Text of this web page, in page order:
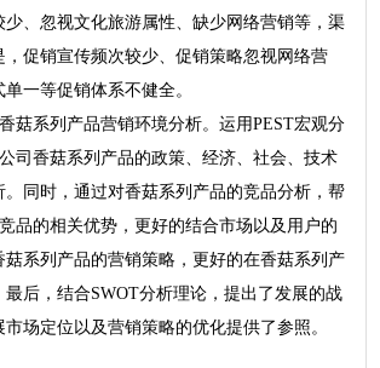
少、忽视文化旅游属性、缺少网络营销等，渠
，促销宣传频次较少、促销策略忽视网络营
一等促销体系不健全。
菇系列产品营销环境分析。运用PEST宏观分
司香菇系列产品的政策、经济、社会、技术
。同时，通过对香菇系列产品的竞品分析，帮
品的相关优势，更好的结合市场以及用户的
菇系列产品的营销策略，更好的在香菇系列产
后，结合SWOT分析理论，提出了发展的战
场定位以及营销策略的优化提供了参照。